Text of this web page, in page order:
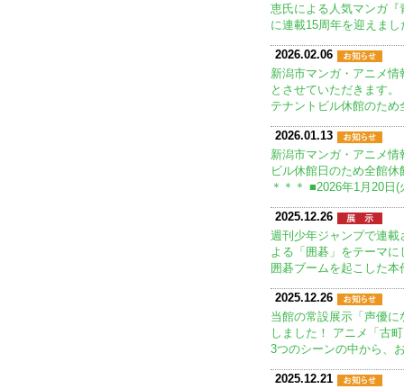
恵氏による人気マンガ
に連載15周年を迎えま
2026.02.06
新潟市マンガ・アニメ
とさせていただきます
テナントビル休館のた
2026.01.13
新潟市マンガ・アニメ
ビル休館日のため全館
＊＊＊ ■2026年1月20日
2025.12.26
週刊少年ジャンプで連
よる「囲碁」をテーマ
囲碁ブームを起こした
2025.12.26
当館の常設展示「声優
しました！ アニメ「古
3つのシーンの中から、
2025.12.21